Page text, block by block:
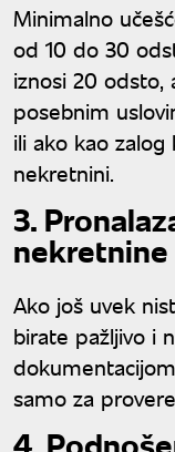
Minimalno
od 10 do 30
iznosi 20 odsto,
posebnim
ili ako kao
nekretnini.
3.
nekretnine
Ako još uvek
birate pažljivo i
samo za